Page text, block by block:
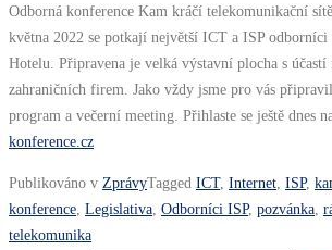
Odborná konference Kam kráčí telekomunikační
května 2022 se potkají největší ICT a ISP
Hotelu. Připravena je velká výstavní plocha s účastí
zahraničních firem. Jako vždy jsme pro vás
program a večerní meeting. Přihlaste se ještě dnes
konference.cz
Publikováno v ZprávyTagged ICT, Internet ISP,
konference Legislativa Odborníci ISP, pozvánka
telekomunika